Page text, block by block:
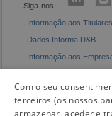
Siga-nos:
Informação aos
Dados Informa D&B
Informação aos
Com o seu
terceiros (os nossos
armazenar, aceder e